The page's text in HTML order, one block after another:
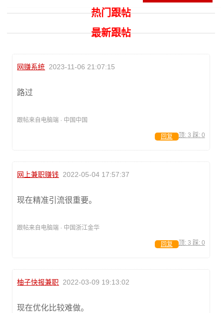
热门跟帖
最新跟帖
网赚系统 2023-11-06 21:07:15
路过
跟帖来自电脑端 · 中国中国
顶: 3 踩: 0
回复
网上兼职赚钱 2022-05-04 17:57:37
现在精准引流很重要。
跟帖来自电脑端 · 中国浙江金华
顶: 3 踩: 0
回复
柚子快报兼职 2022-03-09 19:13:02
现在优化比较难做。